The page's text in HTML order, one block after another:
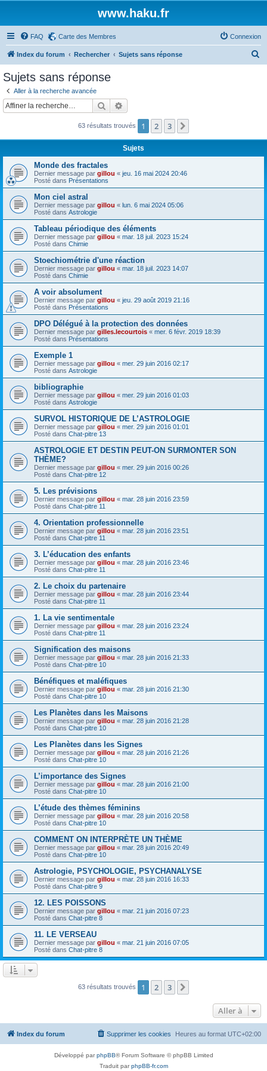
www.haku.fr
FAQ Carte des Membres Connexion
Index du forum Rechercher Sujets sans réponse
c
Sujets sans réponse
Aller à la recherche avancée
Rechercher
63 résultats trouvés 1 2 3
Sujets
Monde des fractales
Dernier message par gillou « jeu. 16 mai 2024 20:46
Posté dans Présentations
Mon ciel astral
Dernier message par gillou « lun. 6 mai 2024 05:06
Posté dans Astrologie
Tableau périodique des éléments
Dernier message par gillou « mar. 18 juil. 2023 15:24
Posté dans Chimie
Stoechiométrie d'une réaction
Dernier message par gillou « mar. 18 juil. 2023 14:07
Posté dans Chimie
A voir absolument
Dernier message par gillou « jeu. 29 août 2019 21:16
Posté dans Présentations
DPO Délégué à la protection des données
Dernier message par gilles.lecourtois « mer. 6 févr. 2019 18:39
Posté dans Présentations
Exemple 1
Dernier message par gillou « mer. 29 juin 2016 02:17
Posté dans Astrologie
bibliographie
Dernier message par gillou « mer. 29 juin 2016 01:03
Posté dans Astrologie
SURVOL HISTORIQUE DE L’ASTROLOGIE
Dernier message par gillou « mer. 29 juin 2016 01:01
Posté dans Chat-pitre 13
ASTROLOGIE ET DESTIN PEUT-ON SURMONTER SON
THÈME?
Dernier message par gillou « mer. 29 juin 2016 00:26
Posté dans Chat-pitre 12
5. Les prévisions
Dernier message par gillou « mar. 28 juin 2016 23:59
Posté dans Chat-pitre 11
4. Orientation professionnelle
Dernier message par gillou « mar. 28 juin 2016 23:51
Posté dans Chat-pitre 11
3. L’éducation des enfants
Dernier message par gillou « mar. 28 juin 2016 23:46
Posté dans Chat-pitre 11
2. Le choix du partenaire
Dernier message par gillou « mar. 28 juin 2016 23:44
Posté dans Chat-pitre 11
1. La vie sentimentale
Dernier message par gillou « mar. 28 juin 2016 23:24
Posté dans Chat-pitre 11
Signification des maisons
Dernier message par gillou « mar. 28 juin 2016 21:33
Posté dans Chat-pitre 10
Bénéfiques et maléfiques
Dernier message par gillou « mar. 28 juin 2016 21:30
Posté dans Chat-pitre 10
Les Planètes dans les Maisons
Dernier message par gillou « mar. 28 juin 2016 21:28
Posté dans Chat-pitre 10
Les Planètes dans les Signes
Dernier message par gillou « mar. 28 juin 2016 21:26
Posté dans Chat-pitre 10
L’importance des Signes
Dernier message par gillou « mar. 28 juin 2016 21:00
Posté dans Chat-pitre 10
L’étude des thèmes féminins
Dernier message par gillou « mar. 28 juin 2016 20:58
Posté dans Chat-pitre 10
COMMENT ON INTERPRÈTE UN THÈME
Dernier message par gillou « mar. 28 juin 2016 20:49
Posté dans Chat-pitre 10
Astrologie, PSYCHOLOGIE, PSYCHANALYSE
Dernier message par gillou « mar. 28 juin 2016 16:33
Posté dans Chat-pitre 9
12. LES POISSONS
Dernier message par gillou « mar. 21 juin 2016 07:23
Posté dans Chat-pitre 8
11. LE VERSEAU
Dernier message par gillou « mar. 21 juin 2016 07:05
Posté dans Chat-pitre 8
63 résultats trouvés 1 2 3
Aller à
Index du forum Heures au format UTC+02:00
Supprimer les cookies
Développé parphpBB® Forum Software © phpBB Limited
Traduit parphpBB-fr.com